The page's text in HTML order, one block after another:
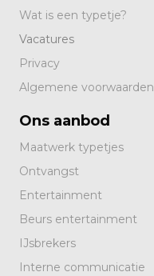
Wat is een typetje?
Vacatures
Privacy
Algemene voorwaarden
Ons aanbod
Maatwerk typetjes
Ontvangst
Entertainment
Beurs entertainment
IJsbrekers
Interne communicatie